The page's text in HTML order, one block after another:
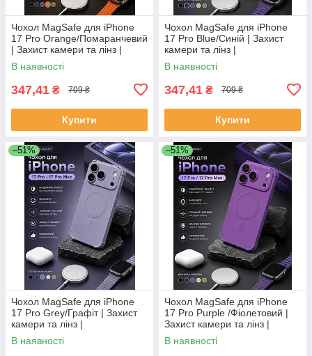
Чохол MagSafe для iPhone
17 Pro Orange/Помаранчевий
| Захист камери та лінз |
Протиударний Premium Case
В наявності
347,41 ₴ 709 ₴
Купити
Чохол MagSafe для iPhone
17 Pro Blue/Синій | Захист
камери та лінз |
Протиударний Premium Case
В наявності
347,41 ₴ 709 ₴
Купити
–51%
Чохол MagSafe для iPhone
17 Pro Grey/Графіт | Захист
камери та лінз |
Протиударний Premium Case
В наявності
–51%
Чохол MagSafe для iPhone
17 Pro Purple /Фіолетовий |
Захист камери та лінз |
Протиударний Premium Case
В наявності